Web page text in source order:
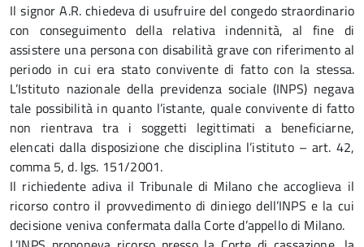
Il signor A.R. chiedeva di usufruire del congedo straordinario
con conseguimento della relativa indennità, al fine di
assistere una persona con disabilità grave con riferimento al
periodo in cui era stato convivente di fatto con la stessa.
L’Istituto nazionale della previdenza sociale (INPS) negava
tale possibilità in quanto l’istante, quale convivente di fatto
non rientrava tra i soggetti legittimati a beneficiarne,
elencati dalla disposizione che disciplina l’istituto – art. 42,
comma 5, d. lgs. 151/2001.
Il richiedente adiva il Tribunale di Milano che accoglieva il
ricorso contro il provvedimento di diniego dell’INPS e la cui
decisione veniva confermata dalla Corte d’appello di Milano.